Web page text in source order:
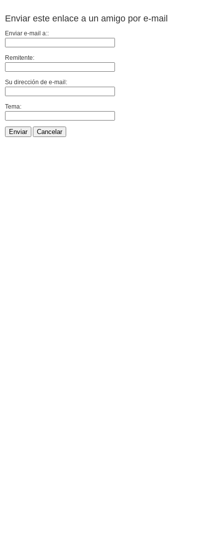
Enviar este enlace a un amigo por e-mail
Enviar e-mail a::
Remitente:
Su dirección de e-mail:
Tema:
Enviar Cancelar